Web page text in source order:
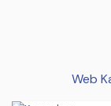
Web